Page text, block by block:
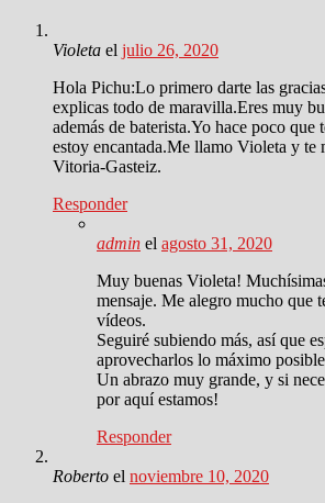
Violeta el julio 26, 2020
Hola Pichu:Lo primero darte las
explicas todo de maravilla.Eres muy
además de baterista.Yo hace poco que
estoy encantada.Me llamo Violeta y te
Vitoria-Gasteiz.
Responder
admin el agosto 31, 2020
Muy buenas Violeta!
mensaje. Me alegro mucho que
vídeos.
Seguiré subiendo más, así que
aprovecharlos lo máximo
Un abrazo muy grande, y si
por aquí estamos!
Responder
Roberto el noviembre 10, 2020